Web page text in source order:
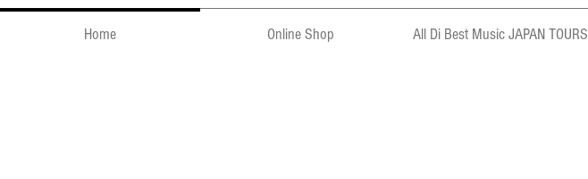
Home Online Shop All Di Best Music JAPAN TOURS